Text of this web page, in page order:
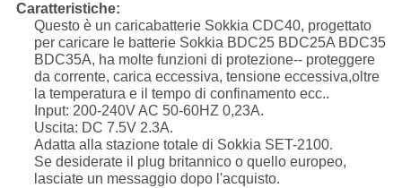
Caratteristiche:
Questo è un caricabatterie Sokkia CDC40, progettato
per caricare le batterie Sokkia BDC25 BDC25A BDC35
BDC35A, ha molte funzioni di protezione-- proteggere
da corrente, carica eccessiva, tensione eccessiva,oltre
la temperatura e il tempo di confinamento ecc..
Input: 200-240V AC 50-60HZ 0,23A.
Uscita: DC 7.5V 2.3A.
Adatta alla stazione totale di Sokkia SET-2100.
Se desiderate il plug britannico o quello europeo,
lasciate un messaggio dopo l'acquisto.